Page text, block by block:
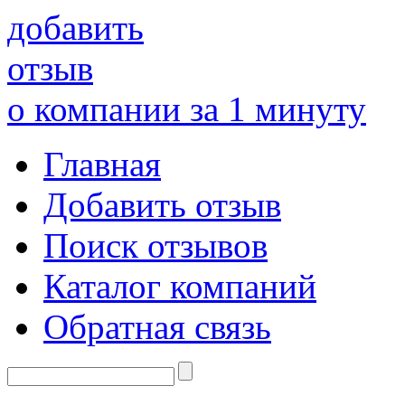
добавить
отзыв
о компании за 1 минуту
Главная
Добавить отзыв
Поиск отзывов
Каталог компаний
Обратная связь